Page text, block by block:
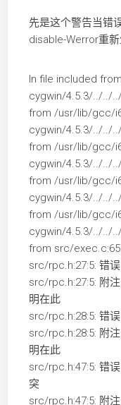
先是这个警告当错
disable-Werror重
In file included
cygwin/4.5.3/../../
from /usr/lib/gcc/
cygwin/4.5.3/../../
from /usr/lib/gcc/
cygwin/4.5.3/../../
from /usr/lib/gcc/
cygwin/4.5.3/../../
from /usr/lib/gcc/
cygwin/4.5.3/../../
from src/exec.c:65:
src/rpc.h:27:5: 错
src/rpc.h:27:5: 附
明在此
src/rpc.h:28:5: 错
src/rpc.h:28:5: 附
明在此
src/rpc.h:47:5: 错
突
src/rpc.h:47:5: 附